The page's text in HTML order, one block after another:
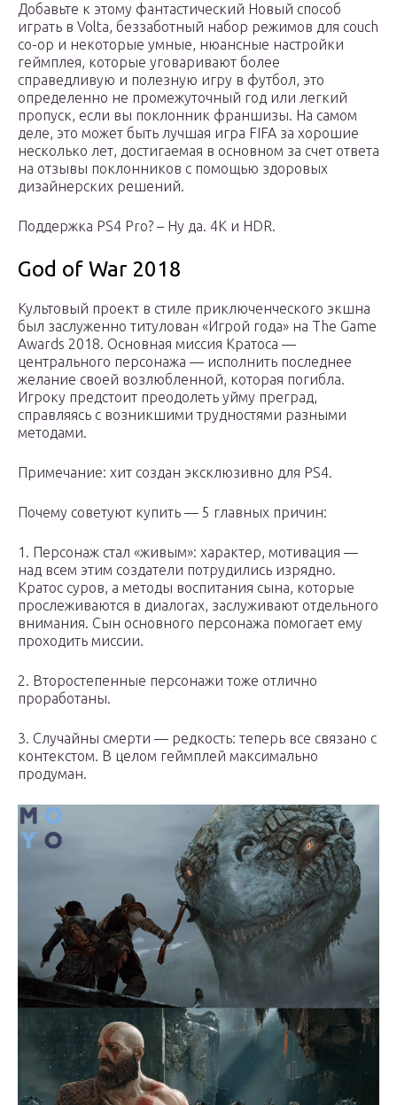
Добавьте к этому фантастический Новый способ
играть в Volta, беззаботный набор режимов для couch
co-op и некоторые умные, нюансные настройки
геймплея, которые уговаривают более
справедливую и полезную игру в футбол, это
определенно не промежуточный год или легкий
пропуск, если вы поклонник франшизы. На самом
деле, это может быть лучшая игра FIFA за хорошие
несколько лет, достигаемая в основном за счет ответа
на отзывы поклонников с помощью здоровых
дизайнерских решений.
Поддержка PS4 Pro? – Ну да. 4K и HDR.
God of War 2018
Культовый проект в стиле приключенческого экшна
был заслуженно титулован «Игрой года» на The Game
Awards 2018. Основная миссия Кратоса —
центрального персонажа — исполнить последнее
желание своей возлюбленной, которая погибла.
Игроку предстоит преодолеть уйму преград,
справляясь с возникшими трудностями разными
методами.
Примечание: хит создан эксклюзивно для PS4.
Почему советуют купить — 5 главных причин:
1. Персонаж стал «живым»: характер, мотивация —
над всем этим создатели потрудились изрядно.
Кратос суров, а методы воспитания сына, которые
прослеживаются в диалогах, заслуживают отдельного
внимания. Сын основного персонажа помогает ему
проходить миссии.
2. Второстепенные персонажи тоже отлично
проработаны.
3. Случайны смерти — редкость: теперь все связано с
контекстом. В целом геймплей максимально
продуман.